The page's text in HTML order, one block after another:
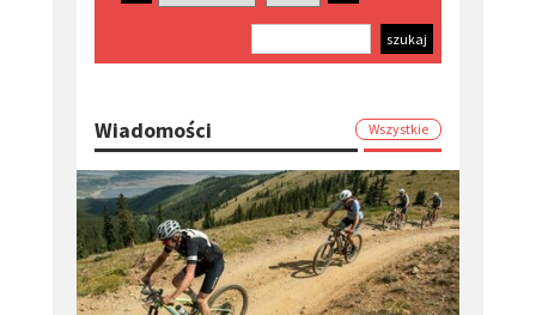
Wiadomości Wszystkie